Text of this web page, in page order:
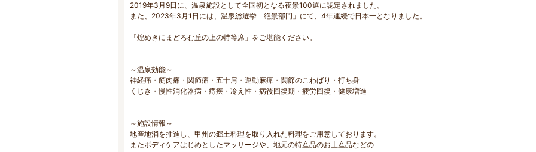
2019年3月9日に、温泉施設として全国初となる夜景100選に認定されました。
また、2023年3月1日には、温泉総選挙「絶景部門」にて、4年連続で日本一となりました。
「煌めきにまどろむ丘の上の特等席」をご堪能ください。
～温泉効能～
神経痛・筋肉痛・関節痛・五十肩・運動麻痺・関節のこわばり・打ち身
くじき・慢性消化器病・痔疾・冷え性・病後回復期・疲労回復・健康増進
～施設情報～
地産地消を推進し、甲州の郷土料理を取り入れた料理をご用意しております。
またボディケアはじめとしたマッサージや、地元の特産品のお土産品などの